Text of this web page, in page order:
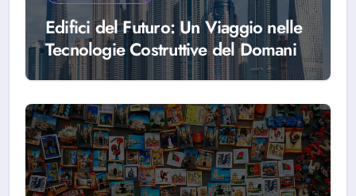
Edifici del Futuro: Un Viaggio nelle
Tecnologie Costruttive del Domani